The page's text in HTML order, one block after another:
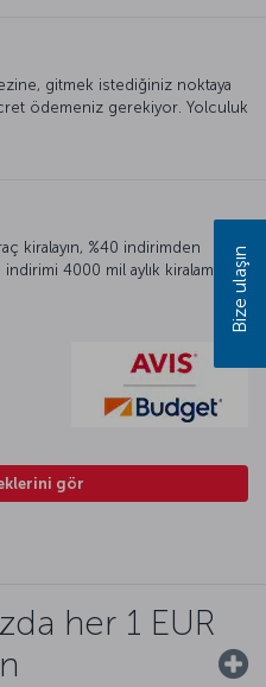
gitmek istediğiniz noktaya
ödemeniz gerekiyor. Yolculuk
kiralayın, %40 indirimden
indirimi 4000 mil aylık kiralamada
gör
her 1 EUR
Bize ulaşın